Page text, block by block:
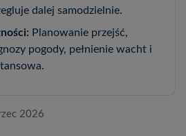
dalej samodzielnie.
Planowanie przejść,
pogody, pełnienie wacht i
2026